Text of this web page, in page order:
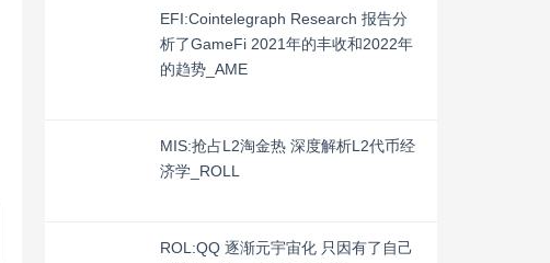
EFI:Cointelegraph Research 报告分
析了GameFi 2021年的丰收和2022年
的趋势_AME
MIS:抢占L2淘金热 深度解析L2代币经
济学_ROLL
ROL:QQ 逐渐元宇宙化 只因有了自己